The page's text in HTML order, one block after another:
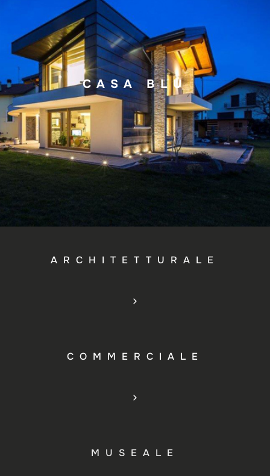
CASA BLU
ARCHITETTURALE
COMMERCIALE
MUSEALE